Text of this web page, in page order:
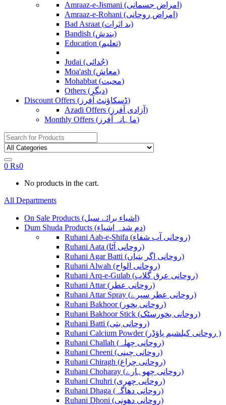
Amraaz-e-Jismani (امراض جسمانی)
Amraaz-e-Rohani (امراض روحانی)
Bad Asraat (بد اثرات)
Bandish (بندش)
Education (تعلیم)
Judai (جُدائی)
Moa'ash (معاش)
Mohabbat (محبت)
Others (دیگر)
Discount Offers (ڈسکاؤنٹ آفرز)
Azadi Offers (آزادی آفرز)
Monthly Offers (ماہانہ آفرز)
Search
for:
0 ₨0
No products in the cart.
All Departments
On Sale Products (اشیاء برائے سیل)
Dum Shuda Products (دم شدہ اشیاء)
Ruhani Aab-e-Shifa (روحانی آب شفاء)
Ruhani Aata (روحانی آٹا)
Ruhani Agar Batti (روحانی اگر بتیاں)
Ruhani Alwah (روحانی الواح)
Ruhani Arq-e-Gulab (روحانی عرق گلاب)
Ruhani Attar (روحانی عطر)
Ruhani Attar Spray (روحانی عطر سپرے)
Ruhani Bakhoor (روحانی بخور)
Ruhani Bakhoor Stick (روحانی بخورسٹک)
Ruhani Batti (روحانی بتی)
Ruhani Calcium Powder (روحانی کیلشیم پاؤڈر )
Ruhani Challah (روحانی چھلہ)
Ruhani Cheeni (روحانی چینی)
Ruhani Chiragh (روحانی چراغ)
Ruhani Choharay (روحانی چھوہارے)
Ruhani Chuhri (روحانی چھری)
Ruhani Dhaga (روحانی دھاگہ)
Ruhani Dhoni (روحانی دھونی)